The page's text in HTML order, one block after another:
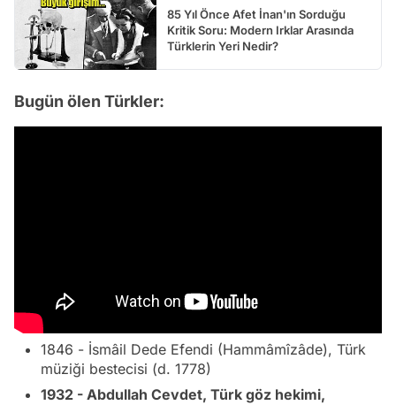
85 Yıl Önce Afet İnan'ın Sorduğu
Kritik Soru: Modern Irklar Arasında
Türklerin Yeri Nedir?
Bugün ölen Türkler:
1846 - İsmâil Dede Efendi (Hammâmîzâde), Türk
müziği bestecisi (d. 1778)
1932 - Abdullah Cevdet, Türk göz hekimi,